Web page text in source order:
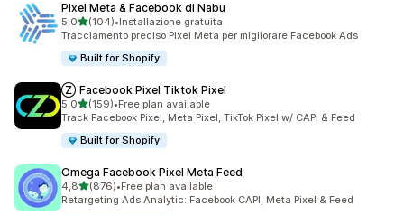
Pixel Meta & Facebook di Nabu
5,0stelle su 5
(104)
104 recensioni totali
•Installazione gratuita
Tracciamento preciso Pixel Meta per migliorare Facebook Ads
Built for Shopify
Ⓩ Facebook Pixel Tiktok Pixel
5,0stelle su 5
(159)
159 recensioni totali
•Free plan available
Track Facebook Pixel, Meta Pixel, TikTok Pixel w/ CAPI & Feed
Built for Shopify
Omega Facebook Pixel Meta Feed
4,8stelle su 5
(876)
876 recensioni totali
•Free plan available
Retargeting Ads Analytic: Facebook CAPI, Meta Pixel & Feed